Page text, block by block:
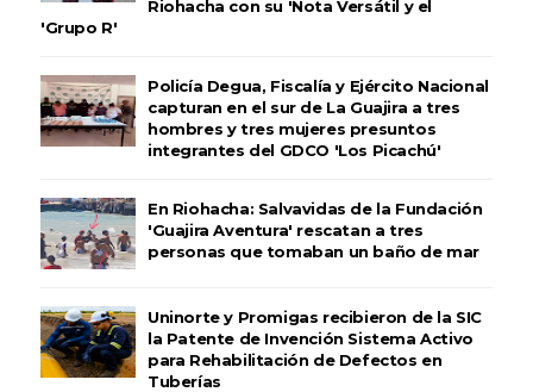
Riohacha con su 'Nota Versátil y el
'Grupo R'
Policía Degua, Fiscalía y Ejército Nacional
capturan en el sur de La Guajira a tres
hombres y tres mujeres presuntos
integrantes del GDCO 'Los Picachú'
En Riohacha: Salvavidas de la Fundación
'Guajira Aventura' rescatan a tres
personas que tomaban un baño de mar
Uninorte y Promigas recibieron de la SIC
la Patente de Invención Sistema Activo
para Rehabilitación de Defectos en
Tuberías